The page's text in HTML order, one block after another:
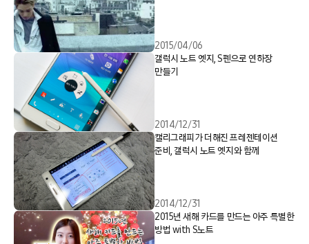
2015/04/06
갤럭시 노트 엣지, S펜으로 연하장
만들기
2014/12/31
캘리그래피가 더해진 프레젠테이션
준비, 갤럭시 노트 엣지와 함께
2014/12/31
2015년 새해 카드를 만드는 아주 특별한
방법 with S노트